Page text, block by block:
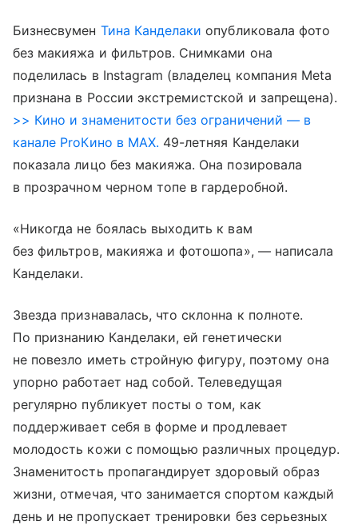
Бизнесвумен Тина Канделаки опубликовала фото
без макияжа и фильтров. Снимками она
поделилась в Instagram (владелец компания Meta
признана в России экстремистской и запрещена).
>> Кино и знаменитости без ограничений — в
канале ProКино в MAX. 49-летняя Канделаки
показала лицо без макияжа. Она позировала
в прозрачном черном топе в гардеробной.
«Никогда не боялась выходить к вам
без фильтров, макияжа и фотошопа», — написала
Канделаки.
Звезда признавалась, что склонна к полноте.
По признанию Канделаки, ей генетически
не повезло иметь стройную фигуру, поэтому она
упорно работает над собой. Телеведущая
регулярно публикует посты о том, как
поддерживает себя в форме и продлевает
молодость кожи с помощью различных процедур.
Знаменитость пропагандирует здоровый образ
жизни, отмечая, что занимается спортом каждый
день и не пропускает тренировки без серьезных